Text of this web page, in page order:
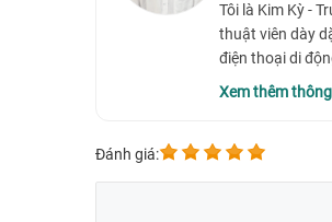
Tôi là Kim Kỳ -
thuật viên dày
điện thoại di
Xem thêm
Đánh giá: